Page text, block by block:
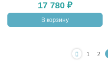
17 780 ₽
В корзину
1 2